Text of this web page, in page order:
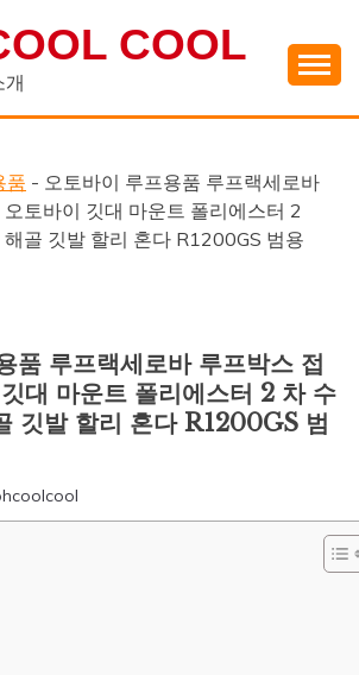
COOL
개
품 - 오토바이 루프용품 루프랙세로바
토바이 깃대 마운트 폴리에스터 2
골 깃발 할리 혼다 R1200GS 범용
품 루프랙세로바 루프박스 접
대 마운트 폴리에스터 2 차 수
깃발 할리 혼다 R1200GS 범